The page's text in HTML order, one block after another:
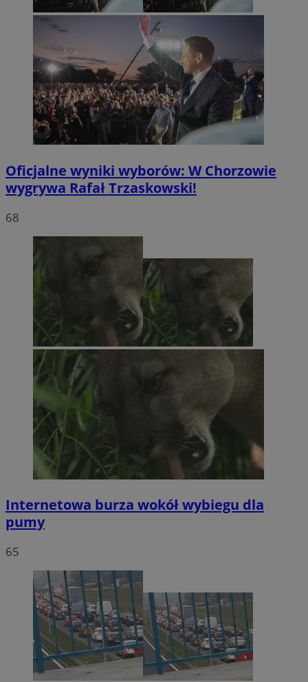
Oficjalne wyniki wyborów: W Chorzowie
wygrywa Rafał Trzaskowski!
68
Internetowa burza wokół wybiegu dla
pumy
65